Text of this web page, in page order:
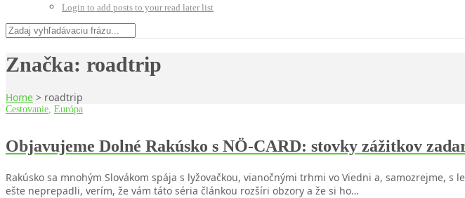
Login to add posts to your read later list
Značka: roadtrip
Home > roadtrip
Cestovanie Európa
Objavujeme Dolné Rakúsko s NÖ-CARD: stovky zážitkov
Rakúsko sa mnohým Slovákom spája s lyžovačkou, vianočnými trhmi vo Viedni a, samozrejme,
ešte neprepadli, verím, že vám táto séria článkou rozšíri obzory a že si ho…